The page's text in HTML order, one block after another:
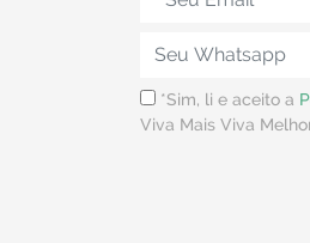
*Sim, li e aceito a
Viva Mais Viva